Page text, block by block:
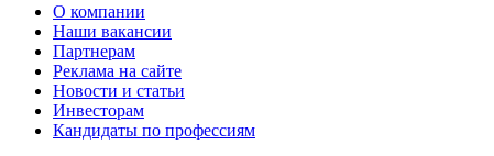
О компании
Наши вакансии
Партнерам
Реклама на сайте
Новости и статьи
Инвесторам
Кандидаты по профессиям